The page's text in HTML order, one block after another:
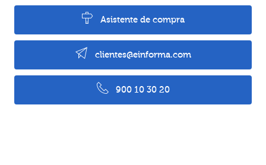
Asistente de compra
clientes@einforma.com
900 10 30 20